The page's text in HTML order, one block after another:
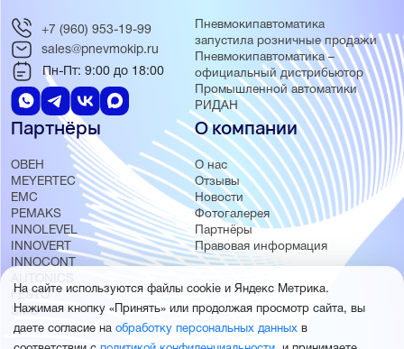
Пневмокипавтоматика
запустила розничные продажи
Пневмокипавтоматика –
официальный дистрибьютор
Промышленной автоматики
РИДАН
Партнёры
ОВЕН
MEYERTEC
EMC
PEMAKS
INNOLEVEL
INNOVERT
INNOCONT
AUTONICS
FESTO
SMC
О компании
О нас
Отзывы
Новости
Фотогалерея
Партнёры
Правовая информация
+7 (960) 953-19-99
sales@pnevmokip.ru
Пн-Пт: 9:00 до 18:00
На сайте используются файлы cookie и Яндекс Метрика.
Нажимая кнопку «Принять» или продолжая просмотр сайта, вы
даете согласие на обработку персональных данных в